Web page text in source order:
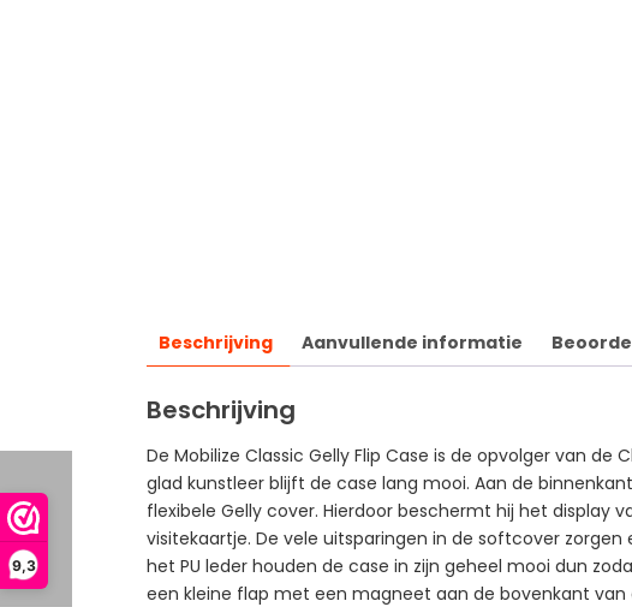
9,3
Beschrijving Aanvullende informatie
Beschrijving
De Mobilize Classic Gelly Flip Case is de opvolger van
glad kunstleer blijft de case lang mooi. Aan de
flexibele Gelly cover. Hierdoor beschermt hij het display
visitekaartje. De vele uitsparingen in de softcover
het PU leder houden de case in zijn geheel mooi dun
een kleine flap met een magneet aan de bovenkant